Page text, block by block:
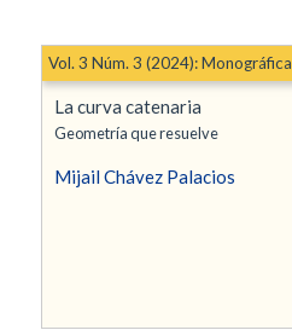
La curva catenaria
Geometría que resuelve
Mijail Chávez Palacios
Vol. 3 Núm. 3 (2024): Monográfica